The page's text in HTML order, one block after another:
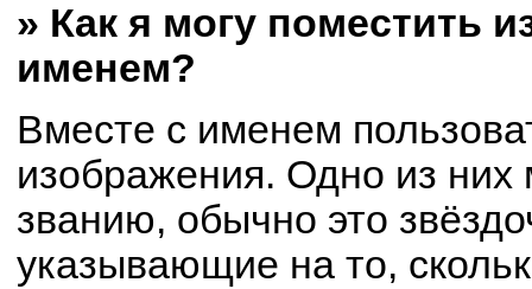
» Как я могу поместить
именем?
Вместе с именем
изображения. Одно из них
званию, обычно это
указывающие на то,